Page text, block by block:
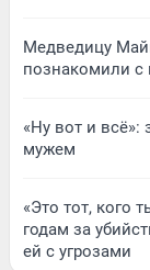
Медведицу
познакомили
«Ну вот и
мужем
«Это тот, кого
годам за
ей с угрозами